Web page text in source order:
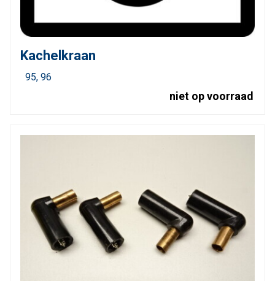
Kachelkraan
95 96
niet op voorraad